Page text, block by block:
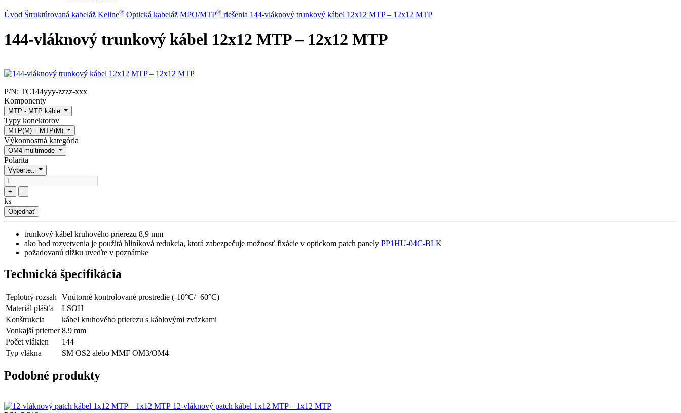
Úvod Štruktúrovaná kabeláž Keline® Optická kabeláž MPO/MTP® ​ riešenia 144-vláknový trunkový kábel 12x12 MTP – 12x12 MTP
144-vláknový trunkový kábel 12x12 MTP – 12x12 MTP
P/N: TC144yyy-zzzz-xxx
Komponenty
MTP - MTP káble
Typy konektorov
MTP(M) – MTP(M)
Výkonnostná kategória
OM4 multimode
Polarita
Vyberte..
+ -
ks
Objednať
trunkový kábel kruhového prierezu 8,9 mm
ako bod rozvetvenia je použitá hliníková redukcia, ktorá zabezpečuje možnosť fixácie v optickom patch panely PP1HU-04C-BLK
požadovanú dĺžku uveďte v poznámke
Technická špecifikácia
Teplotný rozsah
Vnútorné kontrolované prostredie (-10°C/+60°C)
Materiál plášťa
LSOH
Konštrukcia
kábel kruhového prierezu s káblovými zväzkami
Vonkajší priemer 8,9 mm
Počet vlákien
144
Typ vlákna
SM OS2 alebo MMF OM3/OM4
Podobné produkty
12-vláknový patch kábel 1x12 MTP – 1x12 MTP